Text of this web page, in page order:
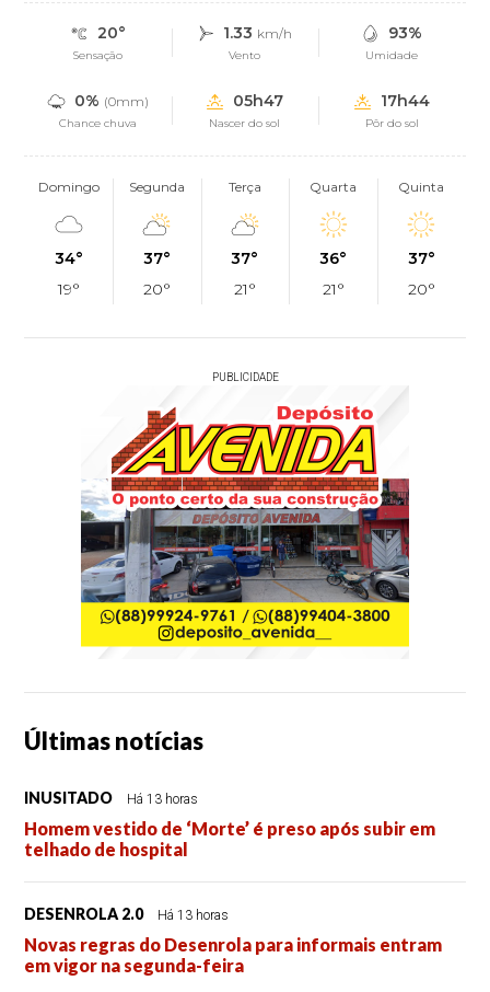
20°
Sensação
1.33 km/h
Vento
93%
Umidade
0% (0mm)
Chance chuva
05h47
Nascer do sol
17h44
Pôr do sol
Domingo
34°
19°
Segunda
37°
20°
Terça
37°
21°
Quarta
36°
21°
Quinta
37°
20°
PUBLICIDADE
Últimas notícias
INUSITADO Há 13 horas
Homem vestido de ‘Morte’ é preso após subir em
telhado de hospital
DESENROLA 2.0 Há 13 horas
Novas regras do Desenrola para informais entram
em vigor na segunda-feira